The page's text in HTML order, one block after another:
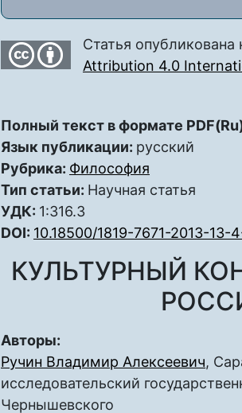
Статья
Attribution 4.0
Полный текст в формате
Язык публикации: русский
Рубрика: Философия
Тип статьи: Научная статья
УДК: 1:316.3
DOI: 10.18500/1819-7671-2013-13-
КУЛЬТУРНЫЙ
Авторы:
Ручин Владимир Алексеевич,
исследовательский
Чернышевского